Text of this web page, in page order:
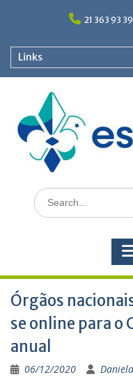
21 363 93 39
Links
Search
for:
Órgãos
se online para o
anual
06/12/2020